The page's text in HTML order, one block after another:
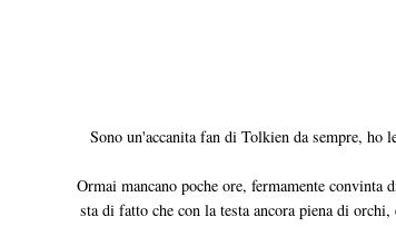
Sono un'accanita fan di Tolkien da sempre,
Ormai mancano poche ore, fermamente
sta di fatto che con la testa ancora piena di